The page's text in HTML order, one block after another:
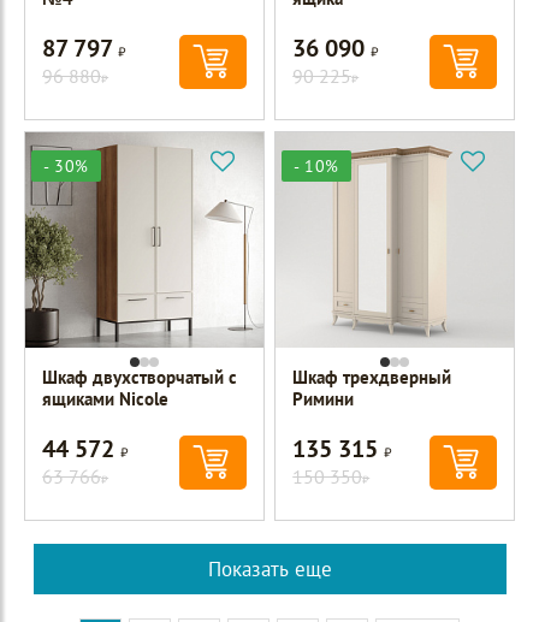
87 797Р
96 880Р
36 090Р
90 225Р
- 30%
Шкаф двухстворчатый с
ящиками Nicole
44 572Р
63 766Р
- 10%
Шкаф трехдверный
Римини
135 315Р
150 350Р
Показать еще